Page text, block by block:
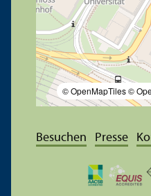
© OpenMapTiles©
Besuchen Presse